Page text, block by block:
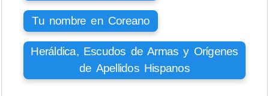
Tu nombre en Coreano
Heráldica, Escudos de Armas y Orígenes
de Apellidos Hispanos